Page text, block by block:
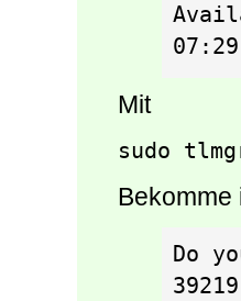
Mit
sudo
Bekomme
Do